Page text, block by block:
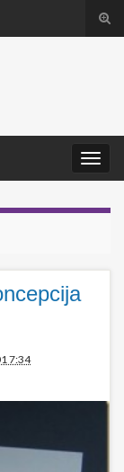
7:34